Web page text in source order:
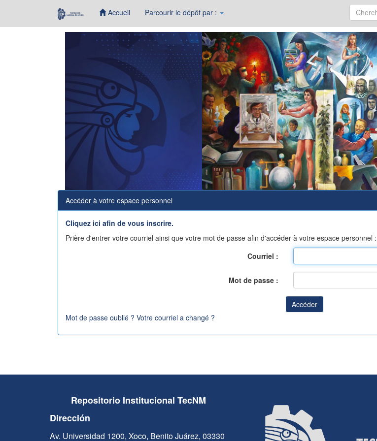
Accueil Parcourir le dépôt par :
Accéder à votre espace personnel
Cliquez ici afin de vous inscrire.
Prière d'entrer votre courriel ainsi que votre mot de passe afin d'accéder à votre espace personnel :
Courriel :
Mot de passe :
Mot de passe oublié ? Votre courriel a changé ?
Repositorio Institucional TecNM
Dirección
Av. Universidad 1200, Xoco, Benito Juárez, 03330